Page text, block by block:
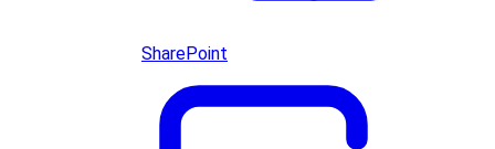
SharePoint